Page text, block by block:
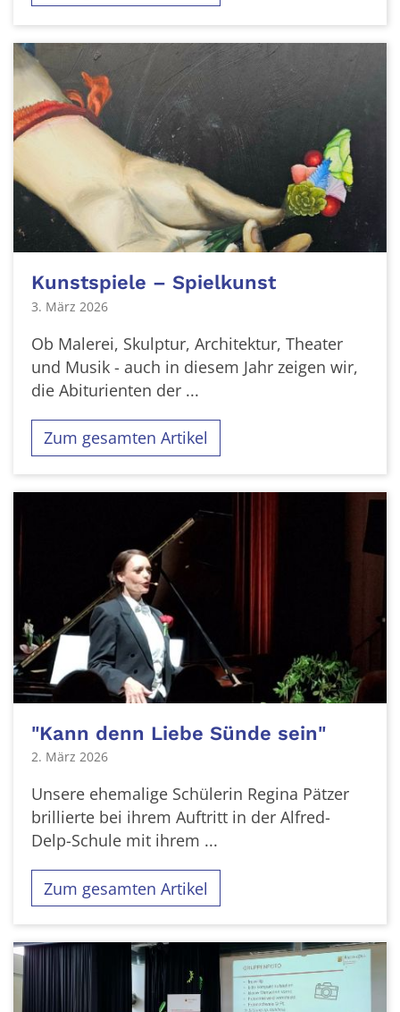
Kunstspiele – Spielkunst
3. März 2026
Ob Malerei, Skulptur, Architektur, Theater
und Musik - auch in diesem Jahr zeigen wir,
die Abiturienten der ...
Zum gesamten Artikel
"Kann denn Liebe Sünde sein"
2. März 2026
Unsere ehemalige Schülerin Regina Pätzer
brillierte bei ihrem Auftritt in der Alfred-
Delp-Schule mit ihrem ...
Zum gesamten Artikel